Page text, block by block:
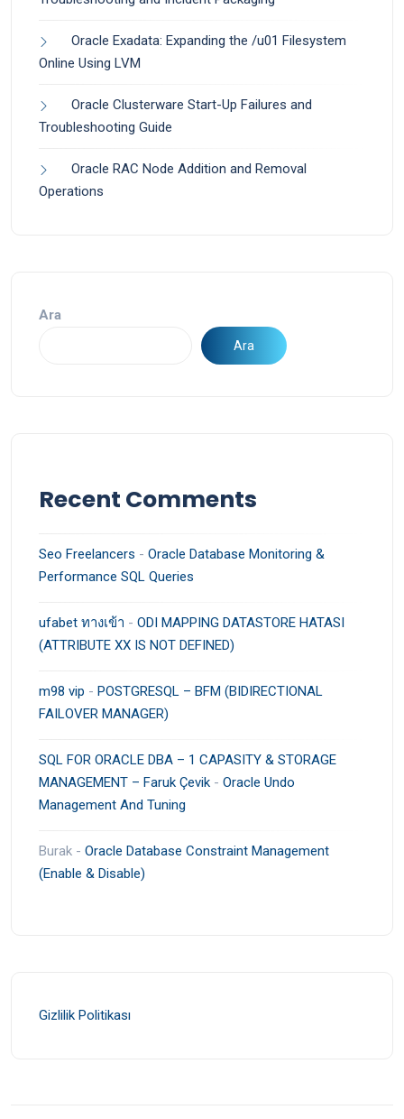
Oracle Exadata: Expanding the /u01 Filesystem
Online Using LVM
Oracle Clusterware Start-Up Failures and
Troubleshooting Guide
Oracle RAC Node Addition and Removal
Operations
Ara
Ara
Recent Comments
Seo Freelancers - Oracle Database Monitoring &
Performance SQL Queries
ufabet ทางเข้า - ODI MAPPING DATASTORE HATASI
(ATTRIBUTE XX IS NOT DEFINED)
m98 vip - POSTGRESQL – BFM (BIDIRECTIONAL
FAILOVER MANAGER)
SQL FOR ORACLE DBA – 1 CAPASITY & STORAGE
MANAGEMENT – Faruk Çevik - Oracle Undo
Management And Tuning
Burak - Oracle Database Constraint Management
(Enable & Disable)
Gizlilik Politikası